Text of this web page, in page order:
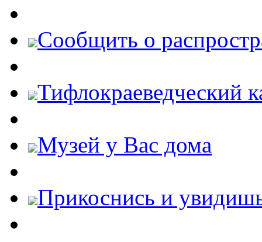
Cообщить о
Тифлокраеведческий
Музей у Вас дома
Прикоснись и